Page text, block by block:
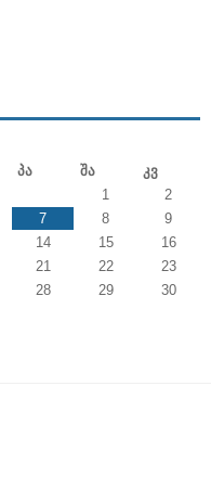
Პა Შა Კვ
1
2
7 8
9
14 15
16
21 22
23
28 29
30